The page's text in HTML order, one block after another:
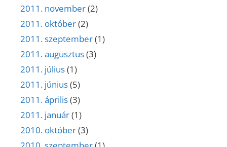
2011. november(2)
2011. október(2)
2011. szeptember(1)
2011. augusztus(3)
2011. július(1)
2011. június(5)
2011. április(3)
2011. január(1)
2010. október(3)